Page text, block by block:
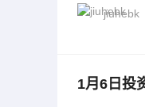
jiuhebk
1月6日投